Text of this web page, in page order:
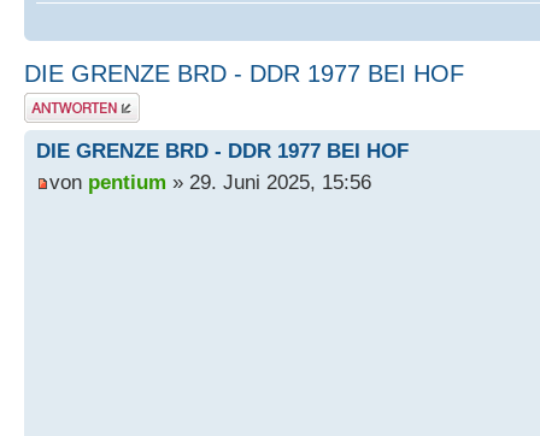
DIE GRENZE BRD - DDR 1977 BEI HOF
Antwort erstellen
DIE GRENZE BRD - DDR 1977 BEI HOF
von pentium » 29. Juni 2025, 15:56